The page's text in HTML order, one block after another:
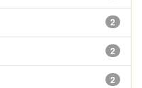
2
2
2